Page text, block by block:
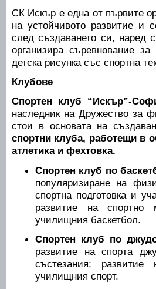
СК Искър е една от първите
на устойчивото развитие и
след създаването си, наред
организира съревнование
детска рисунка със спортна
Клубове
Спортен клуб “Искър”-
наследник на Дружество за
стои в основата на
спортни клуба, работещи в
атлетика и фехтовка.
Спортен клуб по
популяризиране на
спортна подготовка и
развитие на спортно
училищния баскетбол.
Спортен клуб по
развитие на спорта
състезания; развитие
училищния спорт.